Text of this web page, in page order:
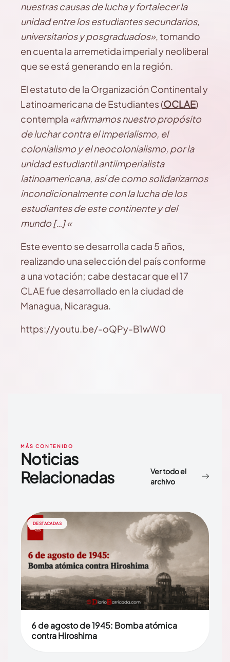
nuestras causas de lucha y fortalecer la
unidad entre los estudiantes secundarios,
universitarios y posgraduados», tomando
en cuenta la arremetida imperial y neoliberal
que se está generando en la región.
El estatuto de la Organización Continental y
Latinoamericana de Estudiantes (OCLAE)
contempla «afirmamos nuestro propósito
de luchar contra el imperialismo, el
colonialismo y el neocolonialismo, por la
unidad estudiantil antiimperialista
latinoamericana, así de como solidarizarnos
incondicionalmente con la lucha de los
estudiantes de este continente y del
mundo […] «
Este evento se desarrolla cada 5 años,
realizando una selección del país conforme
a una votación; cabe destacar que el 17
CLAE fue desarrollado en la ciudad de
Managua, Nicaragua.
https://youtu.be/-oQPy-B1wW0
MÁS CONTENIDO
Noticias
Relacionadas
Ver todo el
archivo
DESTACADAS
6 de agosto de 1945: Bomba atómica
contra Hiroshima